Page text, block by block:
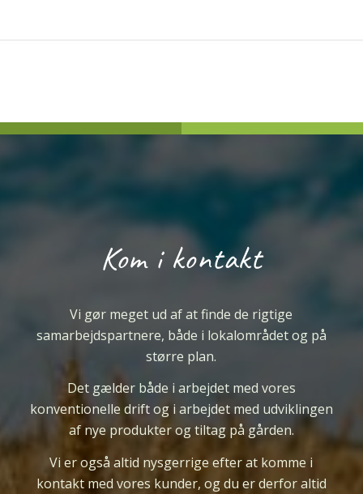
Kom i kontakt
Vi gør meget ud af at finde de rigtige
samarbejdspartnere, både i lokalområdet og på
større plan.
Det gælder både i arbejdet med vores
konventionelle drift og i arbejdet med udviklingen
af nye produkter og tiltag på gården.
Vi erogsåaltid nysgerrige efter at komme i
kontakt med vores kunder, og du er derfor altid